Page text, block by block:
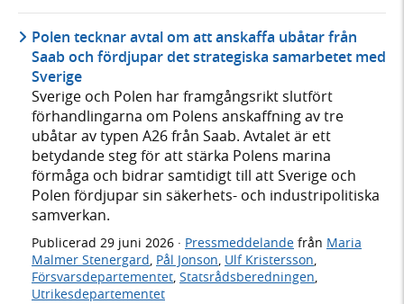
Polen tecknar avtal om att anskaffa ubåtar från
Saab och fördjupar det strategiska samarbetet med
Sverige
Sverige och Polen har framgångsrikt slutfört
förhandlingarna om Polens anskaffning av tre
ubåtar av typen A26 från Saab. Avtalet är ett
betydande steg för att stärka Polens marina
förmåga och bidrar samtidigt till att Sverige och
Polen fördjupar sin säkerhets- och industripolitiska
samverkan.
Publicerad 29 juni 2026 · Pressmeddelande från Maria
Malmer Stenergard, Pål Jonson, Ulf Kristersson,
Försvarsdepartementet, Statsrådsberedningen,
Utrikesdepartementet